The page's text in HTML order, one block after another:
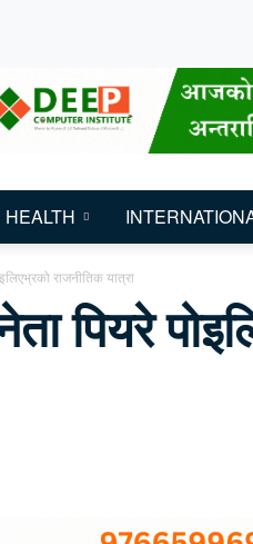
HEALTH
राजनीतिक यात्रा
पियरे